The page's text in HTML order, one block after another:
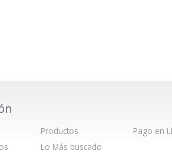
Productos
Lo Más buscado
Pago en